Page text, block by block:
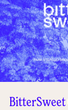
BitterSweet